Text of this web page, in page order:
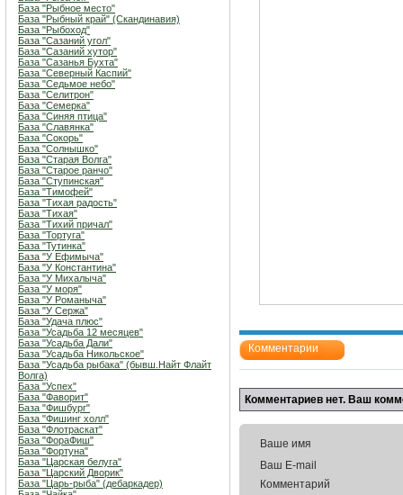
База "Рыбное место"
База "Рыбный край" (Скандинавия)
База "Рыбоход"
База "Сазаний угол"
База "Сазаний хутор"
База "Сазанья Бухта"
База "Северный Каспий"
База "Седьмое небо"
База "Селитрон"
База "Семерка"
База "Синяя птица"
База "Славянка"
База "Сокорь"
База "Солнышко"
База "Старая Волга"
База "Старое ранчо"
База "Ступинская"
База "Тимофей"
База "Тихая радость"
База "Тихая"
База "Тихий причал"
База "Тортуга"
База "Тутинка"
База "У Ефимыча"
База "У Константина"
База "У Михалыча"
База "У моря"
База "У Романыча"
База "У Сержа"
База "Удача плюс"
База "Усадьба 12 месяцев"
База "Усадьба Дали"
База "Усадьба Никольское"
База "Усадьба рыбака" (бывш.Найт Флайт
Волга)
База "Успех"
База "Фаворит"
База "Фишбург"
База "Фишинг холл"
База "Флотраскат"
База "ФораФиш"
База "Фортуна"
База "Царская белуга"
База "Царский Дворик"
База "Царь-рыба" (дебаркадер)
Комментарии
Комментариев нет. Ваш
Ваше имя
Ваш E-mail
Комментарий